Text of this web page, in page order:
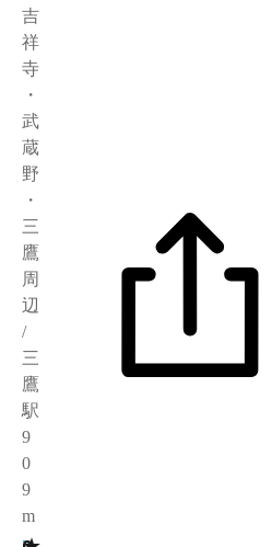
吉
祥
寺
・
武
蔵
野
・
三
鷹
周
辺
/
三
鷹
駅
9
0
9
m